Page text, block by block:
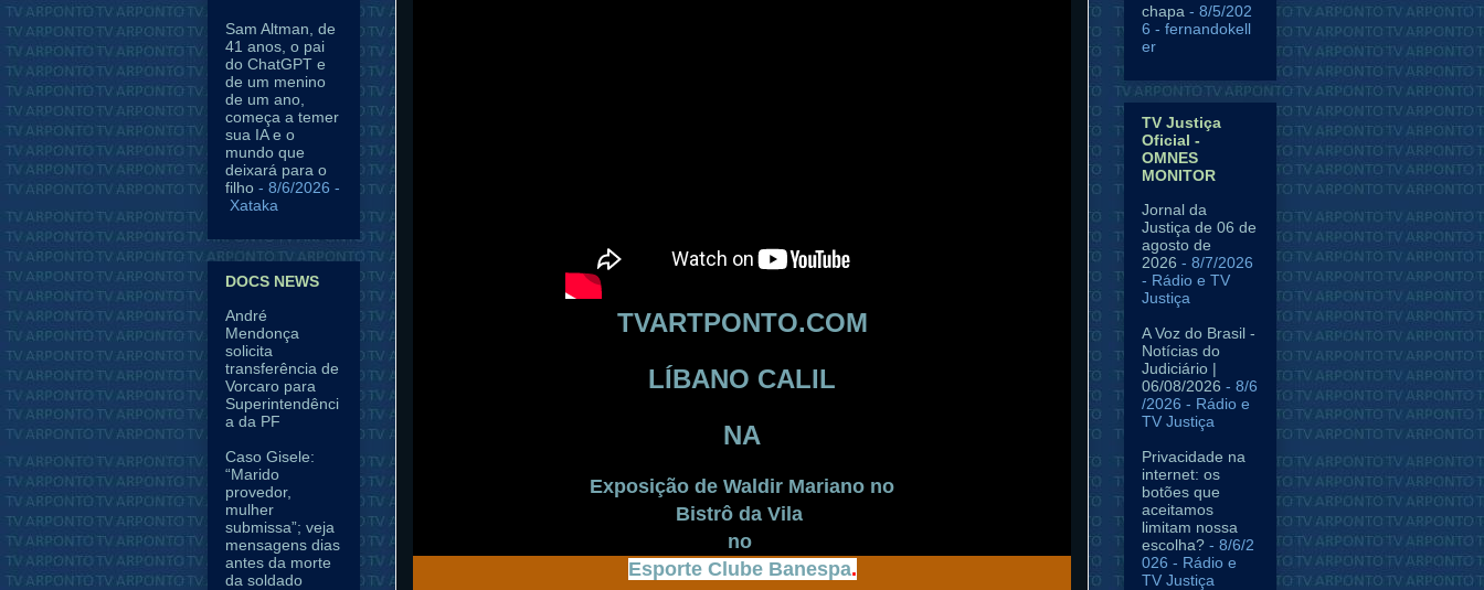
TVARTPONTO.COM
LÍBANO CALIL
NA
Exposição de Waldir Mariano no
Bistrô da Vila
no
Esporte Clube Banespa.
Sam Altman, de
41 anos, o pai
do ChatGPT e
de um menino
de um ano,
começa a temer
sua IA e o
mundo que
deixará para o
filho - 8/6/2026 -
Xataka
DOCS NEWS
André
Mendonça
solicita
transferência de
Vorcaro para
Superintendênci
a da PF
Caso Gisele:
“Marido
provedor,
mulher
submissa”; veja
mensagens dias
antes da morte
da soldado
chapa - 8/5/202
6 - fernandokell
er
TV Justiça
Oficial -
OMNES
MONITOR
Jornal da
Justiça de 06 de
agosto de
2026 - 8/7/2026
- Rádio e TV
Justiça
A Voz do Brasil -
Notícias do
Judiciário |
06/08/2026 - 8/6
/2026 - Rádio e
TV Justiça
Privacidade na
internet: os
botões que
aceitamos
limitam nossa
escolha? - 8/6/2
026 - Rádio e
TV Justiça